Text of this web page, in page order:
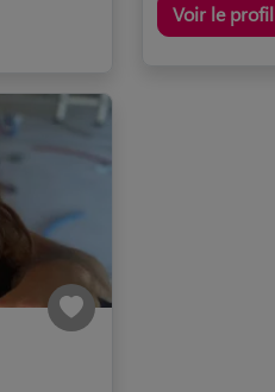
Voir le profil